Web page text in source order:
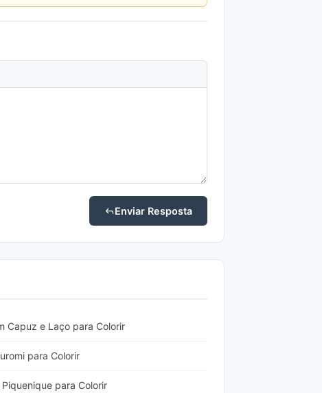
Enviar Resposta
Capuz e Laço para Colorir
para Colorir
para Colorir